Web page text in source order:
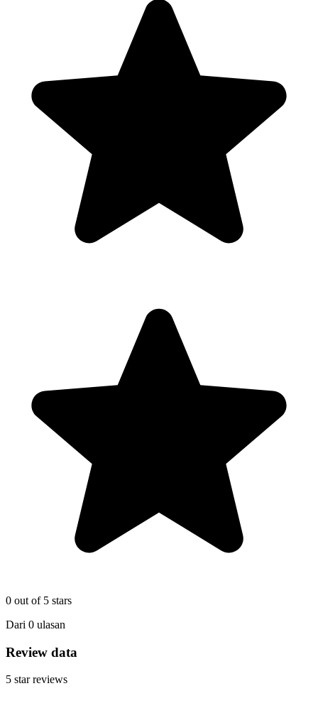
0 out of 5 stars
Dari 0 ulasan
Review data
5 star reviews